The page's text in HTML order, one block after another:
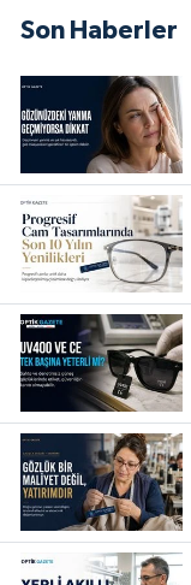
Son Haberler